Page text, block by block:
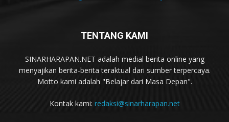
TENTANG KAMI
SINARHARAPAN.NET adalah medial berita online yang
menyajikan berita-berita teraktual dari sumber terpercaya.
Motto kami adalah "Belajar dari Masa Depan".
Kontak kami: redaksi@sinarharapan.net